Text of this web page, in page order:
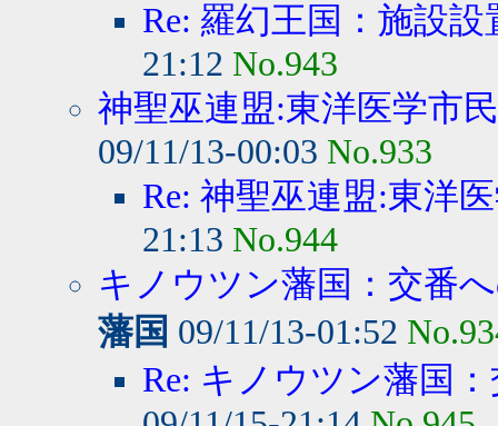
Re: 羅幻王国：施設設
21:12 No.943
神聖巫連盟:東洋医学市
09/11/13-00:03 No.933
Re: 神聖巫連盟:東洋
21:13 No.944
キノウツン藩国：交番
藩国 09/11/13-01:52
Re: キノウツン藩国